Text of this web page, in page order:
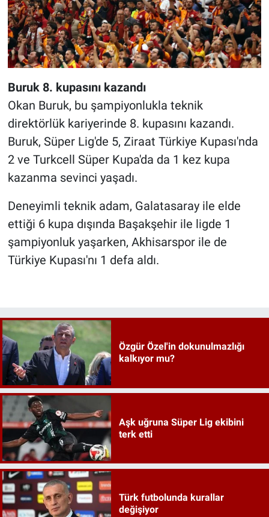
Buruk 8. kupasını kazandı
Okan Buruk, bu şampiyonlukla teknik
direktörlük kariyerinde 8. kupasını kazandı.
Buruk, Süper Lig'de 5, Ziraat Türkiye Kupası'nda
2 ve Turkcell Süper Kupa'da da 1 kez kupa
kazanma sevinci yaşadı.
Deneyimli teknik adam, Galatasaray ile elde
ettiği 6 kupa dışında Başakşehir ile ligde 1
şampiyonluk yaşarken, Akhisarspor ile de
Türkiye Kupası'nı 1 defa aldı.
Özgür Özel'in dokunulmazlığı
kalkıyor mu?
Aşk uğruna Süper Lig ekibini
terk etti
Türk futbolunda kurallar
değişiyor